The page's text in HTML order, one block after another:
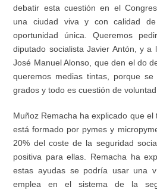
debatir esta cuestión en el
una ciudad viva y con calidad de
oportunidad única. Queremos
diputado socialista Javier Antón, y a
José Manuel Alonso, que den el do
queremos medias tintas , porque se
grados y todo es cuestión de voluntad
Muñoz Remacha ha explicado que el
está formado por pymes y
20% del coste de la seguridad
positiva para ellas. Remacha ha
estas ayudas se podría usar una
emplea en el sistema de la